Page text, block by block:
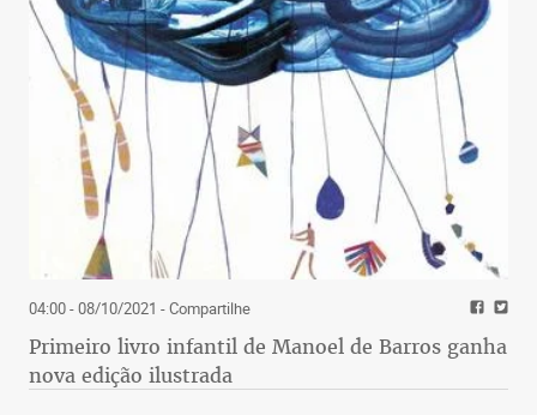
04:00 - 08/10/2021 - Compartilhe
Primeiro livro infantil de Manoel de Barros ganha
nova edição ilustrada